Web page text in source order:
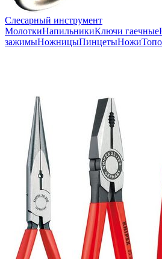
Слесарный инструмент
МолоткиНапильникиКлючи гаечные
зажимыНожницыПинцетыНожи